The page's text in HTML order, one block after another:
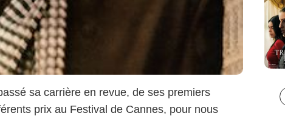
sa carrière en revue, de ses premiers
prix au Festival de Cannes, pour nous